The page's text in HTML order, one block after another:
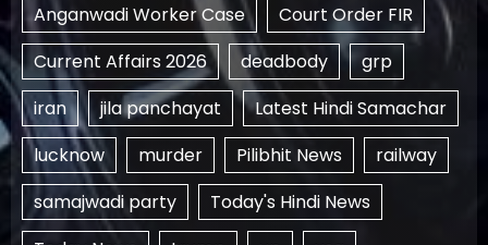
Anganwadi Worker Case
Court Order FIR
Current Affairs 2026
deadbody
grp
iran
jila panchayat
Latest Hindi Samachar
lucknow
murder Pilibhit News
railway
samajwadi party
Today's Hindi News